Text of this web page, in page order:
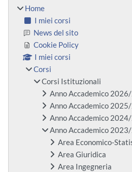
Home
I miei corsi
News del sito
Cookie Policy
I miei corsi
Corsi
Corsi Istituzionali
Anno Accademico
Anno Accademico
Anno Accademico
Anno Accademico
Area Economico-
Area Giuridica
Area Ingegneria